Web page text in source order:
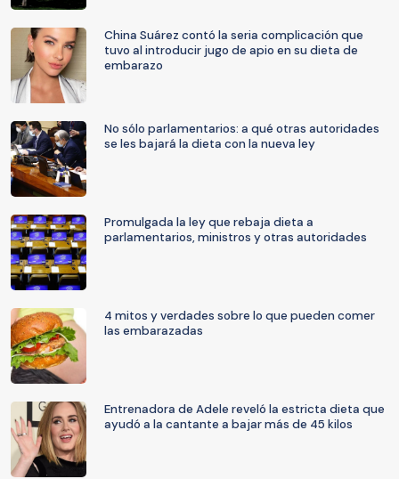
China Suárez contó la seria complicación que
tuvo al introducir jugo de apio en su dieta de
embarazo
No sólo parlamentarios: a qué otras autoridades
se les bajará la dieta con la nueva ley
Promulgada la ley que rebaja dieta a
parlamentarios, ministros y otras autoridades
4 mitos y verdades sobre lo que pueden comer
las embarazadas
Entrenadora de Adele reveló la estricta dieta que
ayudó a la cantante a bajar más de 45 kilos